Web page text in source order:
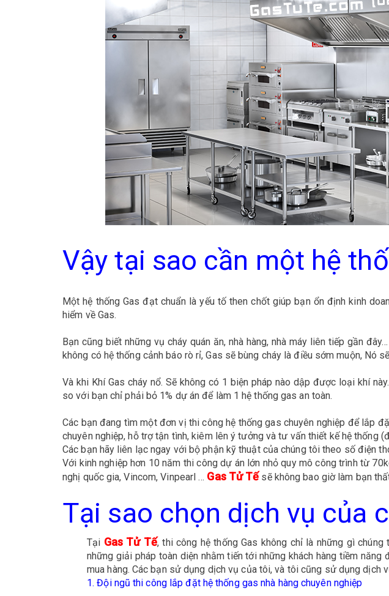
Vậy tại sao cần một hệ
Một hệ thống Gas đạt chuẩn là yếu tố then chốt giúp bạn ổn định kinh
hiểm về Gas.
Bạn cũng biết những vụ cháy quán ăn, nhà hàng, nhà máy liên tiếp gần
không có hệ thống cảnh báo rò rỉ, Gas sẽ bùng cháy là điều sớm muộn,
Và khi Khí Gas cháy nổ. Sẽ không có 1 biện pháp nào dập được loại khí
so với bạn chỉ phải bỏ 1% dự án để làm 1 hệ thống gas an toàn.
Các bạn đang tìm một đơn vị thi công hệ thống gas chuyên nghiệp để lắp
chuyên nghiệp, hỗ trợ tận tình, kiêm lên ý tưởng và tư vấn thiết kế hệ thống
Các bạn hãy liên lạc ngay với bộ phận kỹ thuật của chúng tôi theo số điện
Với kinh nghiệp hơn 10 năm thi công dự án lớn nhỏ quy mô công trình từ
nghị quốc gia, Vincom, Vinpearl … Gas Tử Tế sẽ không bao giờ làm bạn
Tại sao chọn dịch vụ của
Tại Gas Tử Tế, thi công hệ thống Gas không chỉ là những gì
những giải pháp toàn diện nhằm tiến tới những khách hàng tiềm
mua hàng. Các bạn sử dụng dịch vụ của tôi, và tôi cũng sử dụng dịch
1. Đội ngũ thi công lắp đặt hệ thống gas nhà hàng chuyên nghiệp